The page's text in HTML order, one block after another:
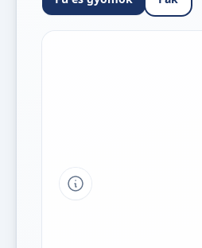
Tipp a grafikon